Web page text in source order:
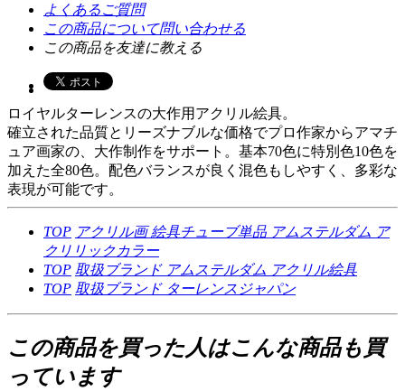
よくあるご質問
この商品について問い合わせる
この商品を友達に教える
ロイヤルターレンスの大作用アクリル絵具。
確立された品質とリーズナブルな価格でプロ作家からアマチ
ュア画家の、大作制作をサポート。基本70色に特別色10色を
加えた全80色。配色バランスが良く混色もしやすく、多彩な
表現が可能です。
TOP アクリル画絵具チューブ単品 アムステルダム ア
クリリックカラー
TOP 取扱ブランド アムステルダム アクリル絵具
TOP 取扱ブランド ターレンスジャパン
この商品を買った人はこんな商品も買
っています